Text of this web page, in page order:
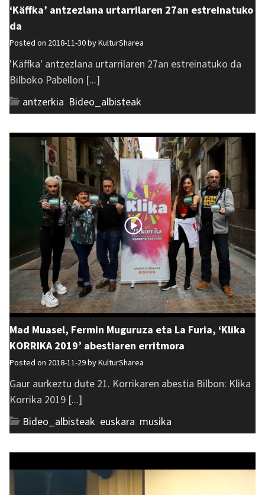
‘Käffka’ antzezlana urtarrilaren 27an estreinatuko
da
Posted on 2018-11-30 byKulturSharea
'Käffka' antzezlana urtarrilaren 27an estreinatuko da
Bilboko Pabellon [...]
antzerkia Bideo_albisteak
Mad Muasel, Fermin Muguruza eta La Furia, ‘Klika
KORRIKA 2019’ abestiaren erritmora
Posted on 2018-11-29 byKulturSharea
Gaur aurkeztu dute 21. Korrikaren abestia Bilbon: Klika
Korrika 2019 [...]
Bideo_albisteak euskara musika